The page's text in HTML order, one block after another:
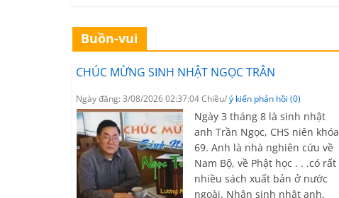
Buồn-vui
CHÚC MỪNG SINH NHẬT NGỌC TRÂN
Ngày đăng: 3/08/2026 02:37:04 Chiều/ý kiến phản hồi (0)
Ngày 3 tháng 8 là sinh nhật
anh Trần Ngọc, CHS niên khóa
69. Anh là nhà nghiên cứu về
Nam Bộ, về Phật học . . .có rất
nhiều sách xuất bản ở nước
ngoài. Nhân sinh nhật anh,